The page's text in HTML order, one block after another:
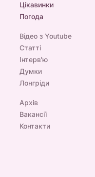
Цікавинки
Погода
Відео з Youtube
Статті
Інтерв'ю
Думки
Лонгріди
Архів
Вакансії
Контакти